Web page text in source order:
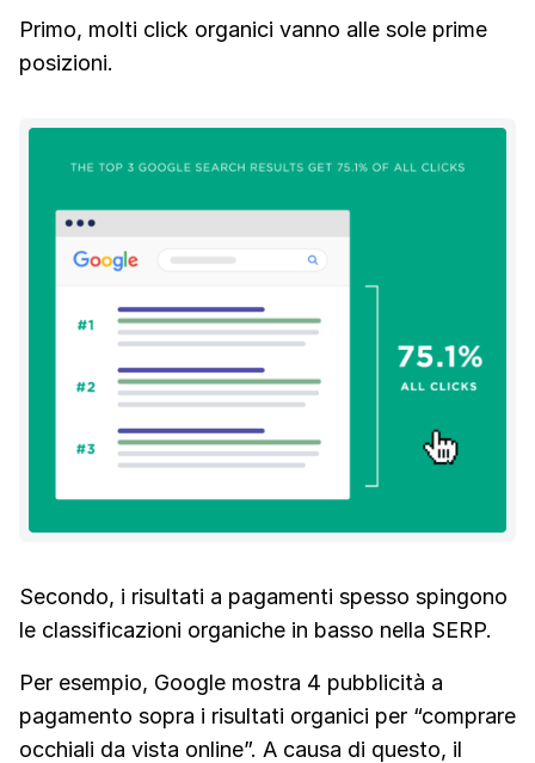
Primo, molti click organici vanno alle sole prime
posizioni.
Secondo, i risultati a pagamenti spesso spingono
le classificazioni organiche in basso nella SERP.
Per esempio, Google mostra 4 pubblicità a
pagamento sopra i risultati organici per “comprare
occhiali da vista online”. A causa di questo, il